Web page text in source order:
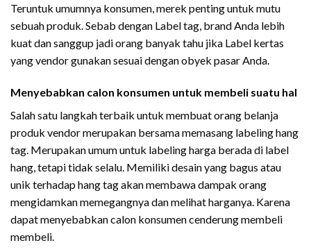
Teruntuk umumnya konsumen, merek penting untuk mutu
sebuah produk. Sebab dengan Label tag, brand Anda lebih
kuat dan sanggup jadi orang banyak tahu jika Label kertas
yang vendor gunakan sesuai dengan obyek pasar Anda.
Menyebabkan calon konsumen untuk membeli suatu hal
Salah satu langkah terbaik untuk membuat orang belanja
produk vendor merupakan bersama memasang labeling hang
tag. Merupakan umum untuk labeling harga berada di label
hang, tetapi tidak selalu. Memiliki desain yang bagus atau
unik terhadap hang tag akan membawa dampak orang
mengidamkan memegangnya dan melihat harganya. Karena
dapat menyebabkan calon konsumen cenderung membeli
membeli.